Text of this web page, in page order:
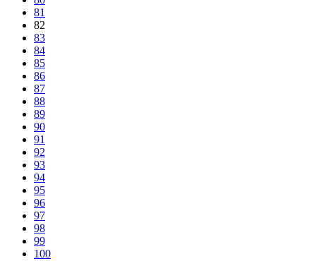
81
82
83
84
85
86
87
88
89
90
91
92
93
94
95
96
97
98
99
100